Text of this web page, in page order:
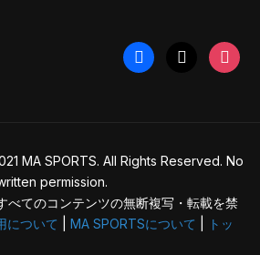
facebook
MA SPORTS. All Rights Reserved. No
permission.
べてのコンテンツの無断複写・転載を禁
について MA SPORTSについて
トッ